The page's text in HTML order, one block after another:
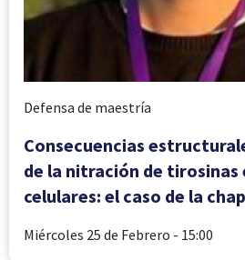
Defensa de maestría
Consecuencias
de la nitración de tirosinas
celulares: el caso de la
Miércoles 25 de Febrero - 15:00